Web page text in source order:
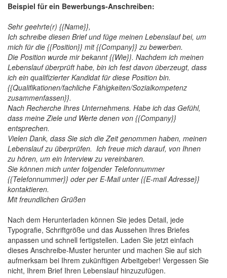
Beispiel für ein Bewerbungs-Anschreiben:
Sehr geehrte(r) {{Name}},
Ich schreibe diesen Brief und füge meinen Lebenslauf bei, um
mich für die {{Position}} mit {{Company}} zu bewerben.
Die Position wurde mir bekannt {{Wie}}. Nachdem ich meinen
Lebenslauf überprüft habe, bin ich fest davon überzeugt, dass
ich ein qualifizierter Kandidat für diese Position bin.
{{Qualifikationen/fachliche Fähigkeiten/Sozialkompetenz
zusammenfassen}}.
Nach Recherche Ihres Unternehmens. Habe ich das Gefühl,
dass meine Ziele und Werte denen von {{Company}}
entsprechen.
Vielen Dank, dass Sie sich die Zeit genommen haben, meinen
Lebenslauf zu überprüfen. Ich freue mich darauf, von Ihnen
zu hören, um ein Interview zu vereinbaren.
Sie können mich unter folgender Telefonnummer
{{Telefonnummer}} oder per E-Mail unter {{E-mail Adresse}}
kontaktieren.
Mit freundlichen Grüßen
Nach dem Herunterladen können Sie jedes Detail, jede
Typografie, Schriftgröße und das Aussehen Ihres Briefes
anpassen und schnell fertigstellen. Laden Sie jetzt einfach
dieses Anschreibe-Muster herunter und machen Sie auf sich
aufmerksam bei Ihrem zukünftigen Arbeitgeber! Vergessen Sie
nicht, Ihrem Brief Ihren Lebenslauf hinzuzufügen.